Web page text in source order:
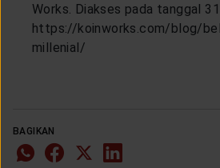
Works. Diakses pada tanggal
https://koinworks.com/blog/
millenial/
BAGIKAN